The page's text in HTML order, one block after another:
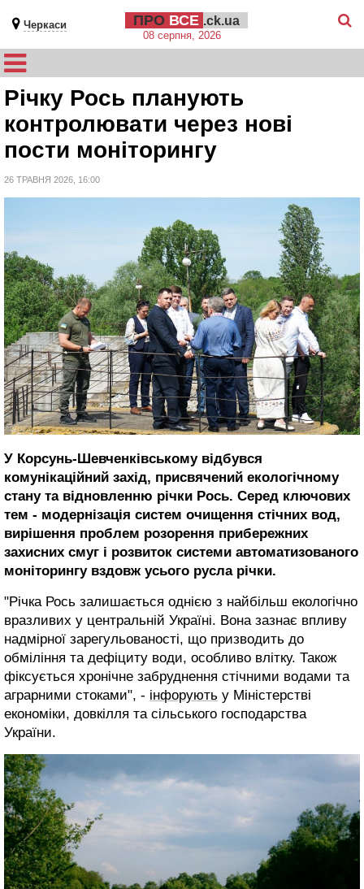
Черкаси ПРО ВСЕ .ck.ua
08 серпня, 2026
Річку Рось планують
контролювати через нові
пости моніторингу
26 ТРАВНЯ 2026, 16:00
У Корсунь-Шевченківському відбувся
комунікаційний захід, присвячений екологічному
стану та відновленню річки Рось. Серед ключових
тем - модернізація систем очищення стічних вод,
вирішення проблем розорення прибережних
захисних смуг і розвиток системи автоматизованого
моніторингу вздовж усього русла річки.
"Річка Рось залишається однією з найбільш екологічно
вразливих у центральній Україні. Вона зазнає впливу
надмірної зарегульованості, що призводить до
обміління та дефіциту води, особливо влітку. Також
фіксується хронічне забруднення стічними водами та
аграрними стоками", - інфорують у Міністерстві
економіки, довкілля та сільського господарства
України.